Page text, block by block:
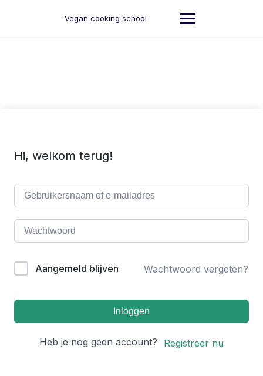
Vegan cooking school
Hi, welkom terug!
Aangemeld blijven Wachtwoord vergeten?
Inloggen
Heb je nog geen account? Registreer nu